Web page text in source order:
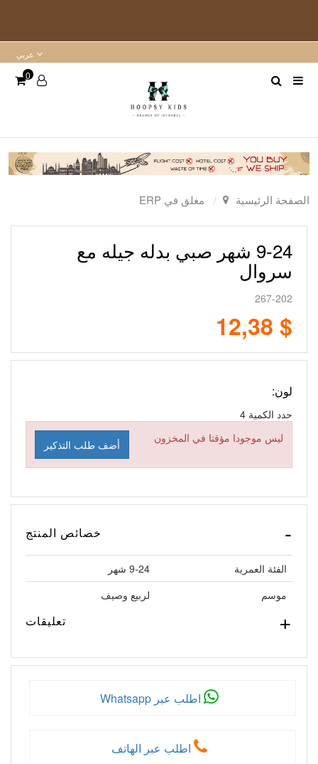
عربي
0
الصفحة الرئيسية مغلق في ERP
9-24 شهر صبي بدله جيله مع
سروال
267-202
$ 12,38
لون:
حدد الكمية
ليس موجودا مؤقتا في المخزون
أضف طلب التذكير
خصائص المنتج
الفئة العمرية
9-24 شهر
موسم
لربيع وصيف
تعليقات
اطلب عبر Whatsapp
اطلب عبر الهاتف